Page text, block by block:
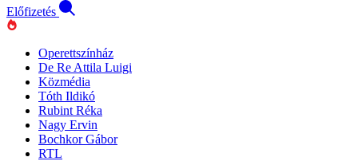
Előfizetés
Operettszínház
De Re Attila Luigi
Közmédia
Tóth Ildikó
Rubint Réka
Nagy Ervin
Bochkor Gábor
RTL